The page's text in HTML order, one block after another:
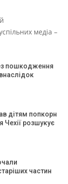
медіа –
пошкодження
дітям попкорн
Чехії розшукує
частин